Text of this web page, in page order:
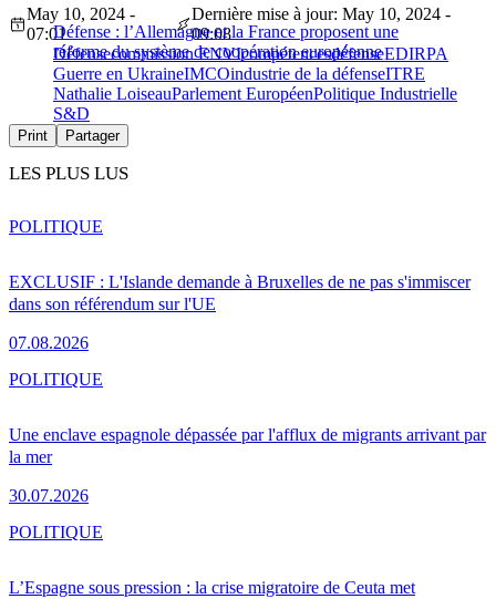
Défense : l’Allemagne et la France proposent une
réforme du système de coopération européenne
May 10, 2024 -
07:01
Dernière mise à jour: May 10, 2024 -
09:08
Défensecommission ENVIcompétencesdéfenseEDIRPA
Guerre en UkraineIMCOindustrie de la défenseITRE
Nathalie LoiseauParlement EuropéenPolitique Industrielle
S&D
Print Partager
LES PLUS LUS
EXCLUSIF : L'Islande demande à Bruxelles de ne pas s'immiscer
dans son référendum sur l'UE
07.08.2026
POLITIQUE
Une enclave espagnole dépassée par l'afflux de migrants arrivant par
la mer
30.07.2026
POLITIQUE
L’Espagne sous pression : la crise migratoire de Ceuta met
POLITIQUE